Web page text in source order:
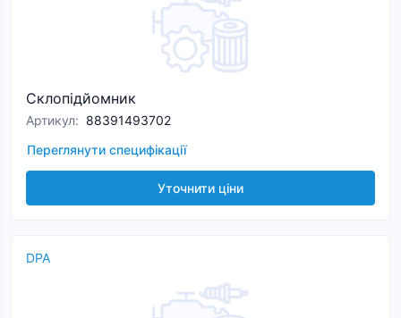
Склопідйомник
Артикул: 88391493702
Переглянути специфікації
Уточнити ціни
DPA